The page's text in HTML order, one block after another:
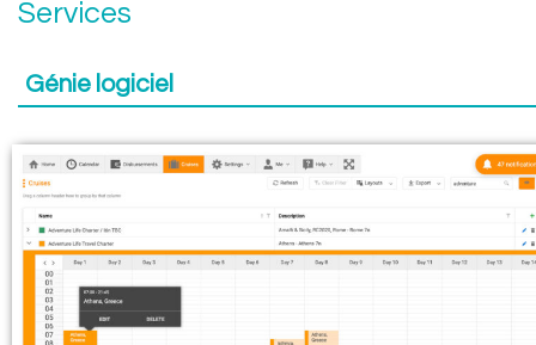
Services
Génie logiciel